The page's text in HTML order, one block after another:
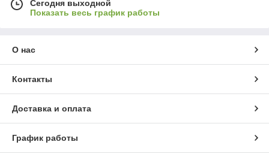
Сегодня выходной
Показать весь график работы
О нас
Контакты
Доставка и оплата
График работы